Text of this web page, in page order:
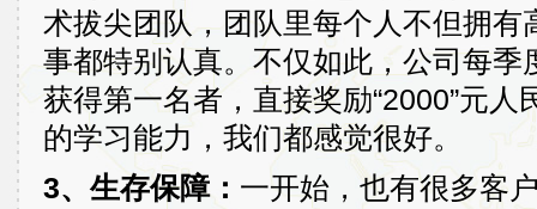
术拔尖团队，团队里每个人不但拥
事都特别认真。不仅如此，公司每季
获得第一名者，直接奖励“2000”元
的学习能力，我们都感觉很好。
3、生存保障： 一开始，也有很多客